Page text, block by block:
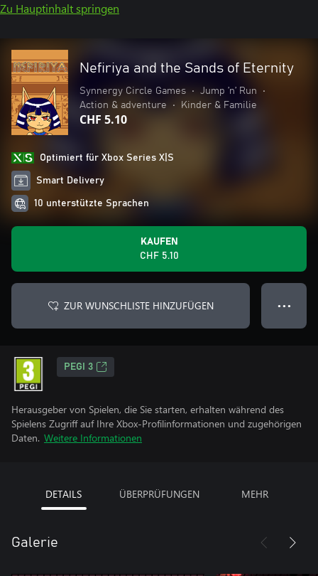
Zu Hauptinhalt springen
Nefiriya and the Sands of Eternity
Synnergy Circle Games • Jump ’n’ Run
•
Action & adventure
• Kinder & Familie
CHF 5.10
Optimiert für Xbox Series X|S
Smart Delivery
10 unterstützte Sprachen
KAUFEN
CHF 5.10
ZUR WUNSCHLISTE HINZUFÜGEN ● ● ●
PEGI 3
Herausgeber von Spielen, die Sie starten, erhalten während des
Spielens Zugriff auf Ihre Xbox-Profilinformationen und zugehörigen
Daten. Weitere Informationen
DETAILS ÜBERPRÜFUNGEN MEHR
Galerie